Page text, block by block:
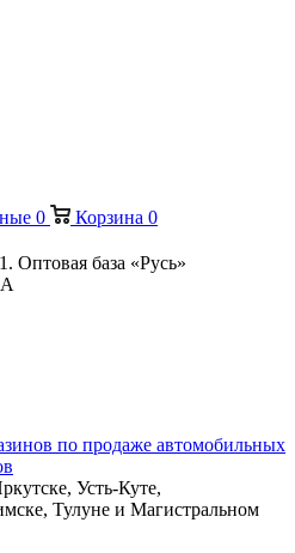
0 Корзина 0
Оптовая база «Русь»
Усть-Куте,
Тулуне и Магистральном